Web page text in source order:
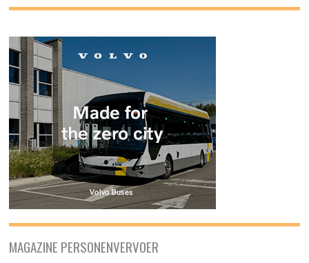
MAGAZINE PERSONENVERVOER